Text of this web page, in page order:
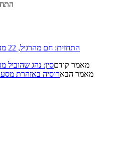
התחזית: חם מהרגיל, 22 מעלות בחיפה
מאמר קודםסין: נהג שהוביל
מאמר הבארוסיה באזהרת